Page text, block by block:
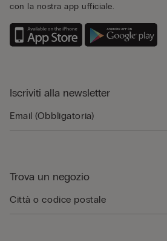
con la nostra app ufficiale.
Iscriviti alla newsletter
Trova un negozio